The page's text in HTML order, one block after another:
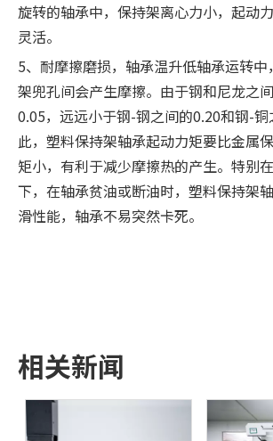
旋转的轴承中，保持架离心力小，起动
灵活。
5、耐摩擦磨损，轴承温升低轴承运转
架兜孔间会产生摩擦。由于钢和尼龙之
0.05，远远小于钢-钢之间的0.20和钢-
此，塑料保持架轴承起动力矩要比金属
矩小，有利于减少摩擦热的产生。特别
下，在轴承贫油或断油时，塑料保持架
滑性能，轴承不易突然卡死。
相关新闻